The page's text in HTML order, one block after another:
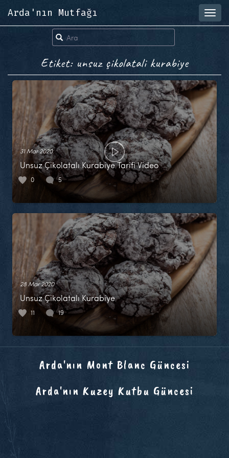
Arda'nın Mutfağı
Etiket: unsuz çikolatali kurabiye
31 Mar 2020
Unsuz Çikolatalı Kurabiye Tarifi Video
0 5
28 Mar 2020
Unsuz Çikolatalı Kurabiye
11 19
Arda'nın Mont Blanc Güncesi
Arda'nın Kuzey Kutbu Güncesi